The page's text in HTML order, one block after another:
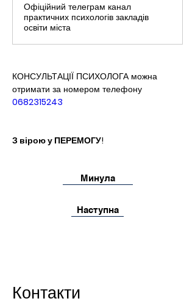
Офіційний телеграм канал
практичних психологів закладів
освіти міста
КОНСУЛЬТАЦІЇ ПСИХОЛОГА можна
отримати за номером телефону
0682315243
З вірою у ПЕРЕМОГУ!
Минула
Наступна
Контакти